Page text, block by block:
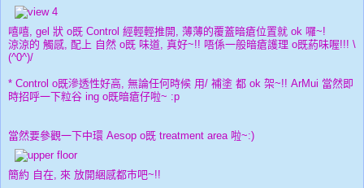
嘻嘻, gel 狀 o既 Control 經輕輕推開, 薄薄的覆蓋暗瘡位置就 ok 囉~!
涼涼的 觸感, 配上 自然 o既 味道, 真好~!! 唔係一般暗瘡護理 o既葯味喔!!! \
(^0^)/
* Control o既滲透性好高, 無論任何時候 用/ 補塗 都 ok 架~!! ArMui 當然即
時招呼一下粒谷 ing o既暗瘡仔啦~ :p
當然要參觀一下中環 Aesop o既 treatment area 啦~:)
簡約 自在, 來 放開綑感都巿吧~!!